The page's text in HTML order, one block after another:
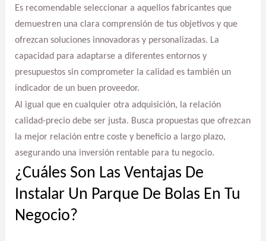
Es recomendable seleccionar a aquellos fabricantes que
demuestren una clara comprensión de tus objetivos y que
ofrezcan soluciones innovadoras y personalizadas. La
capacidad para adaptarse a diferentes entornos y
presupuestos sin comprometer la calidad es también un
indicador de un buen proveedor.
Al igual que en cualquier otra adquisición, la relación
calidad-precio debe ser justa. Busca propuestas que ofrezcan
la mejor relación entre coste y beneficio a largo plazo,
asegurando una inversión rentable para tu negocio.
¿Cuáles Son Las Ventajas De
Instalar Un Parque De Bolas En Tu
Negocio?